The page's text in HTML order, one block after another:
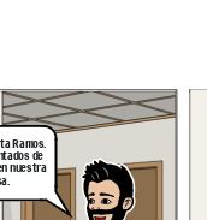
Los felicito
Sigamos
apoyo
participen,
Ramos.
de
nuestra